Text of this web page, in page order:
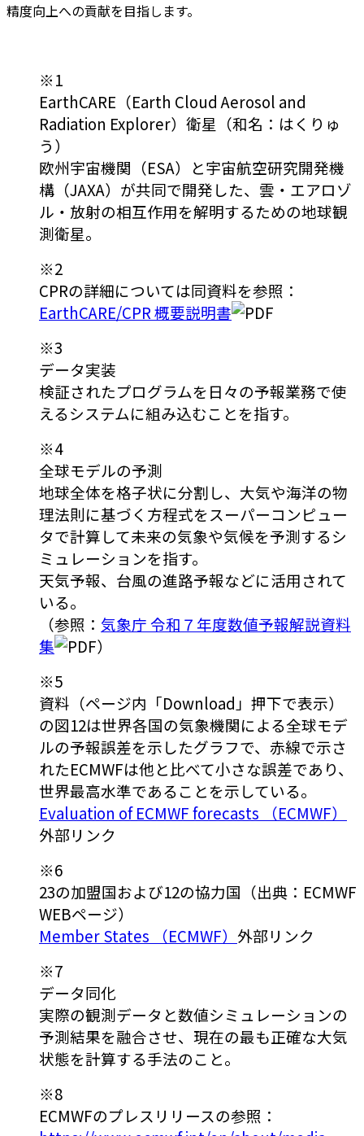
精度向上への貢献を目指します。
※1
EarthCARE（Earth Cloud Aerosol and
Radiation Explorer）衛星（和名：はくりゅ
う）
欧州宇宙機関（ESA）と宇宙航空研究開発機
構（JAXA）が共同で開発した、雲・エアロゾ
ル・放射の相互作用を解明するための地球観
測衛星。
※2
CPRの詳細については同資料を参照：
EarthCARE/CPR 概要説明書
※3
データ実装
検証されたプログラムを日々の予報業務で使
えるシステムに組み込むことを指す。
※4
全球モデルの予測
地球全体を格子状に分割し、大気や海洋の物
理法則に基づく方程式をスーパーコンピュー
タで計算して未来の気象や気候を予測するシ
ミュレーションを指す。
天気予報、台風の進路予報などに活用されて
いる。
（参照： 気象庁 令和７年度数値予報解説資料
集
）
※5
資料（ページ内「Download」押下で表示）
の図12は世界各国の気象機関による全球モデ
ルの予報誤差を示したグラフで、赤線で示さ
れたECMWFは他と比べて小さな誤差であり、
世界最高水準であることを示している。
Evaluation of ECMWF forecasts （ECMWF）
外部リンク
※6
23の加盟国および12の協力国（出典：ECMWF
WEBページ）
Member States （ECMWF） 外部リンク
※7
データ同化
実際の観測データと数値シミュレーションの
予測結果を融合させ、現在の最も正確な大気
状態を計算する手法のこと。
※8
ECMWFのプレスリリースの参照：